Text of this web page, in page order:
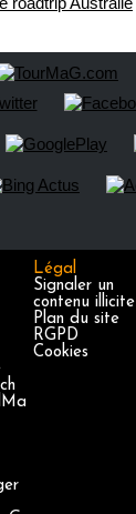
Légal
Signaler un
contenu illicite
Plan du site
RGPD
Cookies